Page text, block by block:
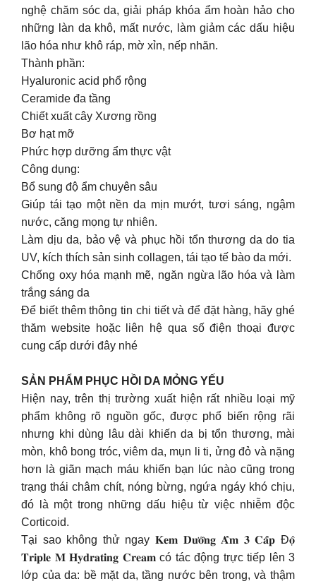
nghệ chăm sóc da, giải pháp khóa ẩm hoàn hảo cho
những làn da khô, mất nước, làm giảm các dấu hiệu
lão hóa như khô ráp, mờ xỉn, nếp nhăn.
Thành phần:
Hyaluronic acid phổ rộng
Ceramide đa tầng
Chiết xuất cây Xương rồng
Bơ hạt mỡ
Phức hợp dưỡng ẩm thực vật
Công dụng:
Bổ sung độ ẩm chuyên sâu
Giúp tái tạo một nền da mịn mướt, tươi sáng, ngậm
nước, căng mọng tự nhiên.
Làm dịu da, bảo vệ và phục hồi tổn thương da do tia
UV, kích thích sản sinh collagen, tái tạo tế bào da mới.
Chống oxy hóa mạnh mẽ, ngăn ngừa lão hóa và làm
trắng sáng da
Để biết thêm thông tin chi tiết và để đặt hàng, hãy ghé
thăm website hoặc liên hệ qua số điện thoại được
cung cấp dưới đây nhé
SẢN PHẨM PHỤC HỒI DA MỎNG YẾU
Hiện nay, trên thị trường xuất hiện rất nhiều loại mỹ
phẩm không rõ nguồn gốc, được phổ biến rộng rãi
nhưng khi dùng lâu dài khiến da bị tổn thương, mài
mòn, khô bong tróc, viêm da, mụn li ti, ửng đỏ và nặng
hơn là giãn mạch máu khiến bạn lúc nào cũng trong
trạng thái châm chít, nóng bừng, ngứa ngáy khó chịu,
đó là một trong những dấu hiệu từ việc nhiễm độc
Corticoid.
Tại sao không thử ngay 𝐊𝐞𝐦 𝐃𝐮̛𝐨̛̃𝐧𝐠 𝐀̂̉𝐦 𝟑 𝐂𝐚̂́𝐩 Đ𝐨̣̂
𝐓𝐫𝐢𝐩𝐥𝐞 𝐌 𝐇𝐲𝐝𝐫𝐚𝐭𝐢𝐧𝐠 𝐂𝐫𝐞𝐚𝐦 có tác động trực tiếp lên 3
lớp của da: bề mặt da, tầng nước bên trong, và thậm